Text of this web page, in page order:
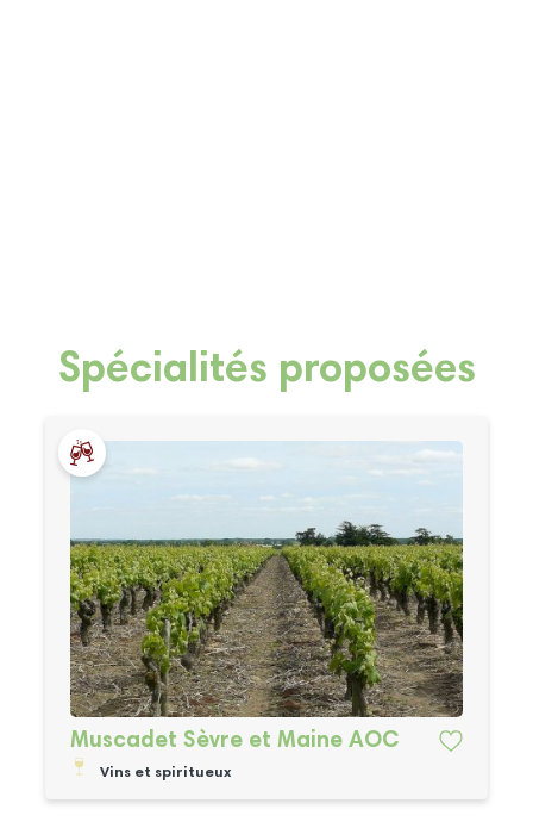
Spécialités proposées
Muscadet Sèvre et Maine AOC
Vins et spiritueux